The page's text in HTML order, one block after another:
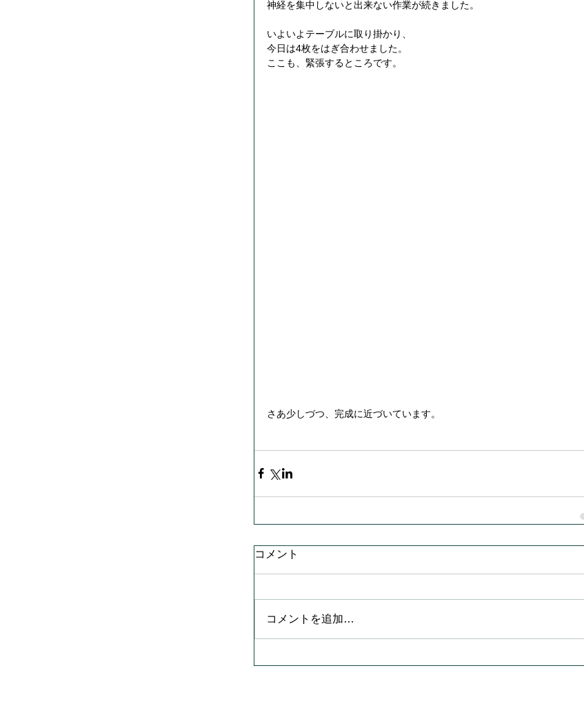
神経を集中しないと出来ない作業が続きました。
いよいよテーブルに取り掛かり、
今日は4枚をはぎ合わせました。
ここも、緊張するところです。
さあ少しづつ、完成に近づいています。
コメント
コメントを追加…